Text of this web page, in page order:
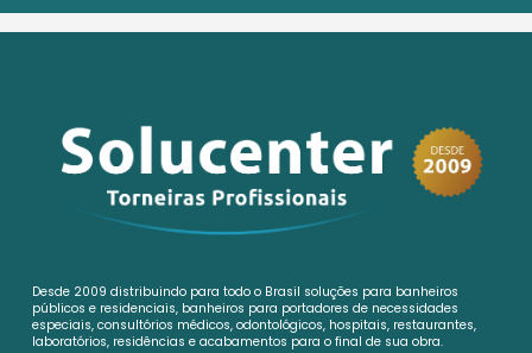
Desde 2009 distribuindo para todo o Brasil soluções para banheiros
públicos e residenciais, banheiros para portadores de necessidades
especiais, consultórios médicos, odontológicos, hospitais, restaurantes,
laboratórios, residências e acabamentos para o final de sua obra.